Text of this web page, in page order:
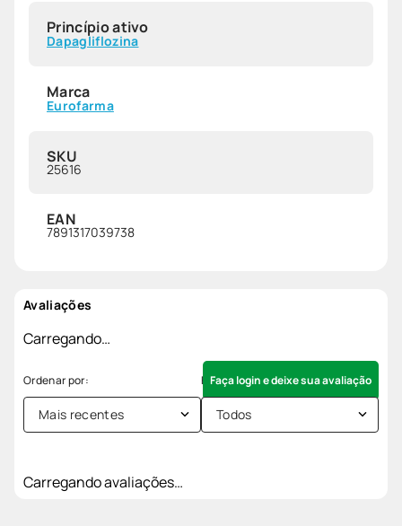
Princípio ativo
Dapagliflozina
Marca
Eurofarma
SKU
25616
EAN
7891317039738
Avaliações
Carregando…
Faça login e deixe sua avaliação
Mais recentes Todos
Carregando avaliações…